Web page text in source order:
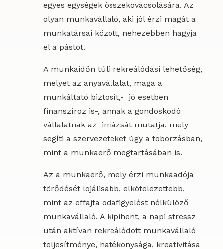
egyes egységek összekovácsolására. Az
olyan munkavállaló, aki jól érzi magát a
munkatársai között, nehezebben hagyja
el a pástot.
A munkaidőn túli rekreálódási lehetőség,
melyet az anyavállalat, maga a
munkáltató biztosít,- jó esetben
finanszíroz is-, annak a gondoskodó
vállalatnak az imázsát mutatja, mely
segíti a szervezeteket úgy a toborzásban,
mint a munkaerő megtartásában is.
Az a munkaerő, mely érzi munkaadója
törődését lojálisabb, elkötelezettebb,
mint az effajta odafigyelést nélkülöző
munkavállaló. A kipihent, a napi stressz
után aktívan rekreálódott munkavállaló
teljesítménye, hatékonysága, kreativitása